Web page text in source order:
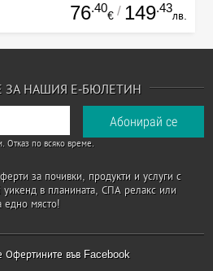
76.40
€ / 149.43
лв.
ЗА НАШИЯ Е-БЮЛЕТИН
Отказ по всяко време.
за почивки, продукти и услуги с
в планината, СПА релакс или
едно място!
Офертините във Facebook